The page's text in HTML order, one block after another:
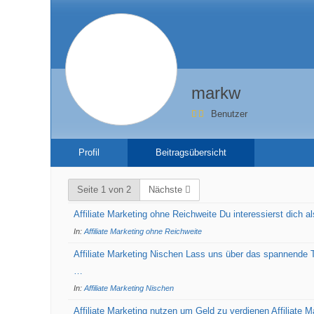
markw
Benutzer
Profil Beitragsübersicht
Seite 1 von 2 Nächste
Affiliate Marketing ohne Reichweite Du interessierst dich
In: Affiliate Marketing ohne Reichweite
Affiliate Marketing Nischen Lass uns über das spannende
…
In: Affiliate Marketing Nischen
Affiliate Marketing nutzen um Geld zu verdienen Affiliate